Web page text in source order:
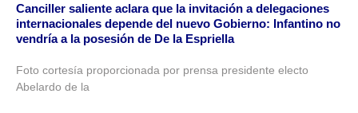
Canciller saliente aclara que la invitación a delegaciones
internacionales depende del nuevo Gobierno: Infantino no
vendría a la posesión de De la Espriella
Foto cortesía proporcionada por prensa presidente electo
Abelardo de la